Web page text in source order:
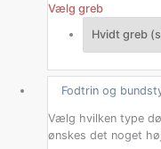
Vælg greb
Fodtrin og
Vælg hvilken type
ønskes det noget